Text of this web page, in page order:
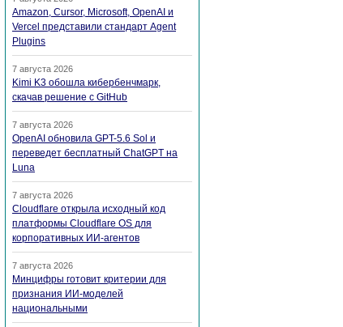
Amazon, Cursor, Microsoft, OpenAI и
Vercel представили стандарт Agent
Plugins
7 августа 2026
Kimi K3 обошла кибербенчмарк,
скачав решение с GitHub
7 августа 2026
OpenAI обновила GPT-5.6 Sol и
переведет бесплатный ChatGPT на
Luna
7 августа 2026
Cloudflare открыла исходный код
платформы Cloudflare OS для
корпоративных ИИ-агентов
7 августа 2026
Минцифры готовит критерии для
признания ИИ-моделей
национальными